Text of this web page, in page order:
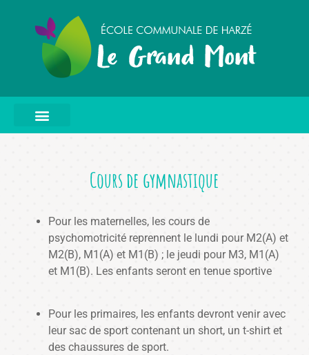
Cours de gymnastique
Pour les maternelles, les cours de
psychomotricité reprennent le lundi pour M2(A) et
M2(B), M1(A) et M1(B) ; le jeudi pour M3, M1(A)
et M1(B). Les enfants seront en tenue sportive
Pour les primaires, les enfants devront venir avec
leur sac de sport contenant un short, un t-shirt et
des chaussures de sport.